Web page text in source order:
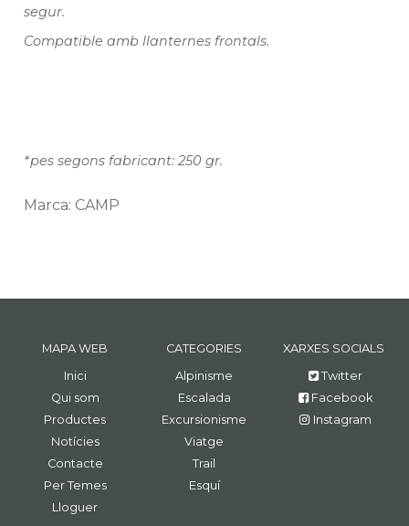
Marca: CAMP
segur.
Compatible amb llanternes frontals.
*pes segons fabricant: 250 gr.
MAPA WEB
Inici
Qui som
Productes
Notícies
Contacte
Per Temes
Lloguer
CATEGORIES
Alpinisme
Escalada
Excursionisme
Viatge
Trail
Esquí
XARXES SOCIALS
Twitter
Facebook
Instagram